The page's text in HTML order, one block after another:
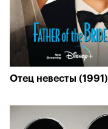
Отец невесты (1991)